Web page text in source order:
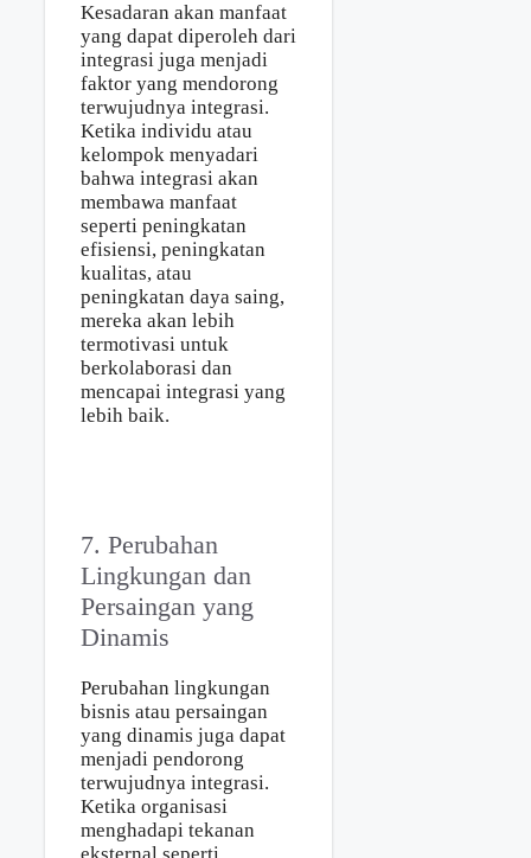
Kesadaran akan manfaat
yang dapat diperoleh dari
integrasi juga menjadi
faktor yang mendorong
terwujudnya integrasi.
Ketika individu atau
kelompok menyadari
bahwa integrasi akan
membawa manfaat
seperti peningkatan
efisiensi, peningkatan
kualitas, atau
peningkatan daya saing,
mereka akan lebih
termotivasi untuk
berkolaborasi dan
mencapai integrasi yang
lebih baik.
7. Perubahan
Lingkungan dan
Persaingan yang
Dinamis
Perubahan lingkungan
bisnis atau persaingan
yang dinamis juga dapat
menjadi pendorong
terwujudnya integrasi.
Ketika organisasi
menghadapi tekanan
eksternal seperti